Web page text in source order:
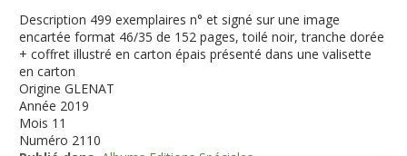
Description 499 exemplaires n° et signé sur une image
encartée format 46/35 de 152 pages, toilé noir, tranche dorée
+ coffret illustré en carton épais présenté dans une valisette
en carton
Origine GLENAT
Année 2019
Mois 11
Numéro 2110